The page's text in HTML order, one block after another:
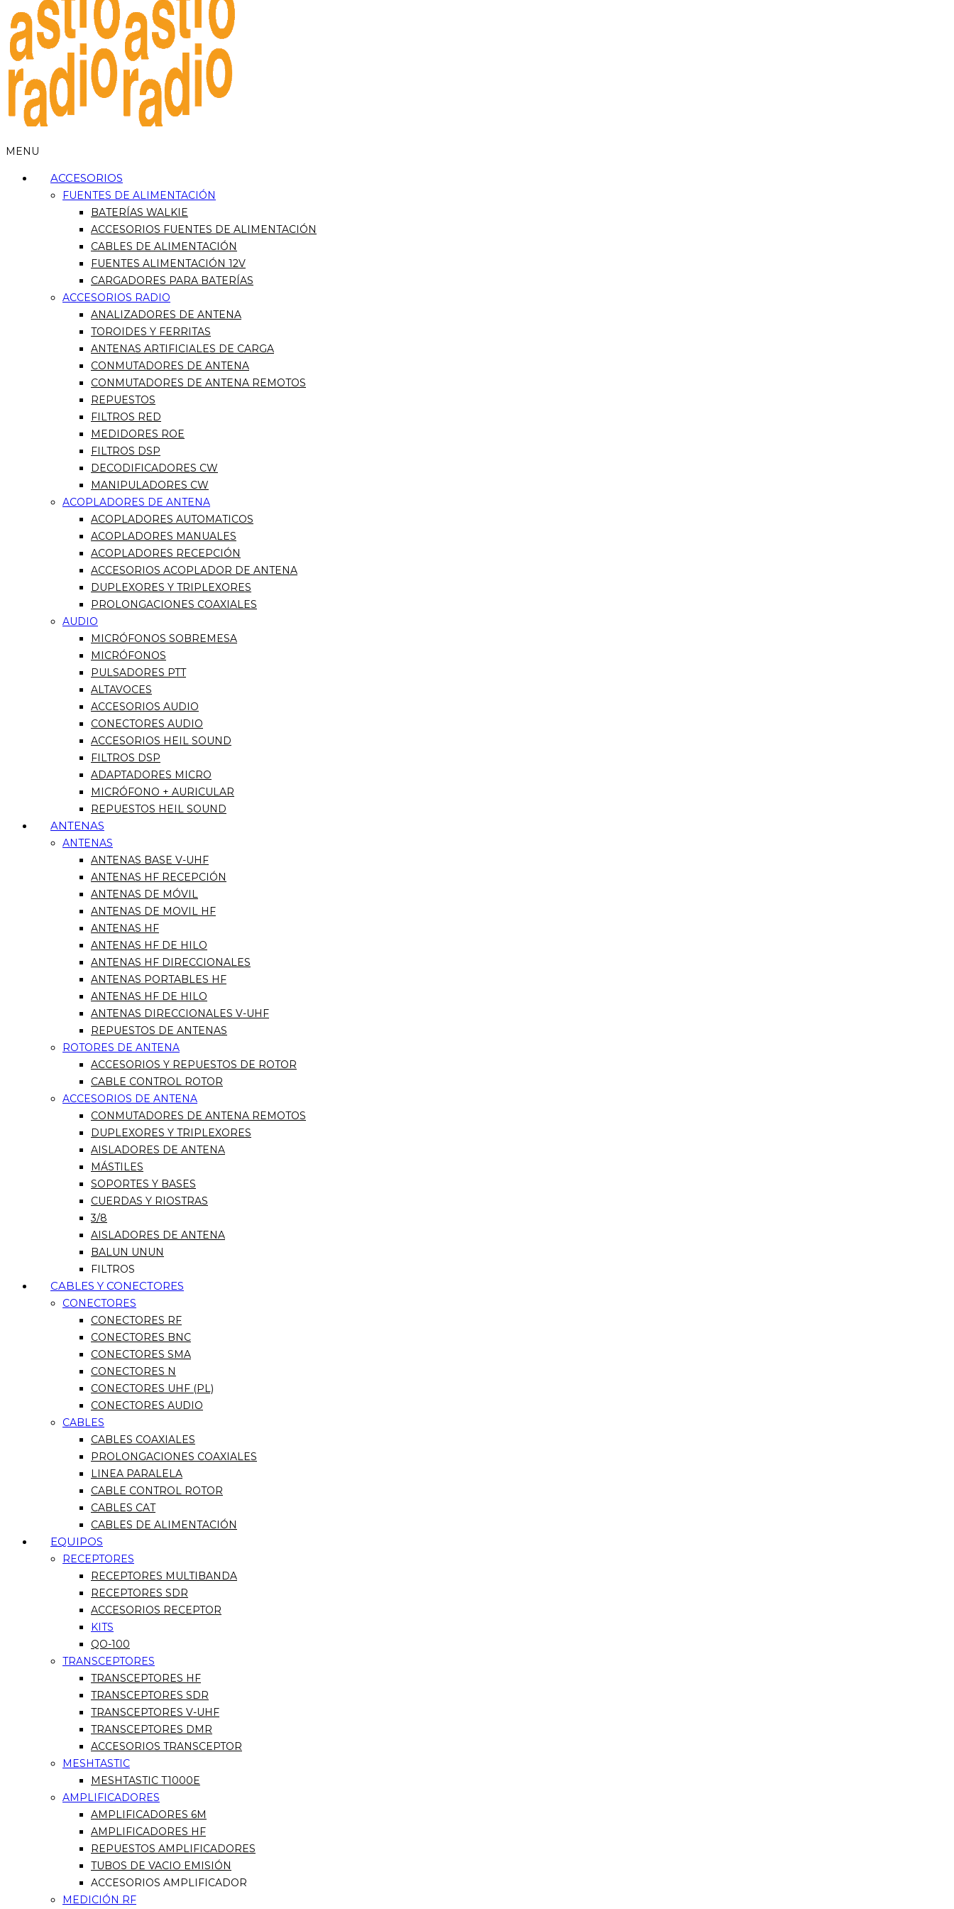
MENU
ACCESORIOS
FUENTES DE ALIMENTACIÓN
BATERÍAS WALKIE
ACCESORIOS FUENTES DE ALIMENTACIÓN
CABLES DE ALIMENTACIÓN
FUENTES ALIMENTACIÓN 12V
CARGADORES PARA BATERÍAS
ACCESORIOS RADIO
ANALIZADORES DE ANTENA
TOROIDES Y FERRITAS
ANTENAS ARTIFICIALES DE CARGA
CONMUTADORES DE ANTENA
CONMUTADORES DE ANTENA REMOTOS
REPUESTOS
FILTROS RED
MEDIDORES ROE
FILTROS DSP
DECODIFICADORES CW
MANIPULADORES CW
ACOPLADORES DE ANTENA
ACOPLADORES AUTOMATICOS
ACOPLADORES MANUALES
ACOPLADORES RECEPCIÓN
ACCESORIOS ACOPLADOR DE ANTENA
DUPLEXORES Y TRIPLEXORES
PROLONGACIONES COAXIALES
AUDIO
MICRÓFONOS SOBREMESA
MICRÓFONOS
PULSADORES PTT
ALTAVOCES
ACCESORIOS AUDIO
CONECTORES AUDIO
ACCESORIOS HEIL SOUND
FILTROS DSP
ADAPTADORES MICRO
MICRÓFONO + AURICULAR
REPUESTOS HEIL SOUND
ANTENAS
ANTENAS
ANTENAS BASE V-UHF
ANTENAS HF RECEPCIÓN
ANTENAS DE MÓVIL
ANTENAS DE MOVIL HF
ANTENAS HF
ANTENAS HF DE HILO
ANTENAS HF DIRECCIONALES
ANTENAS PORTABLES HF
ANTENAS HF DE HILO
ANTENAS DIRECCIONALES V-UHF
REPUESTOS DE ANTENAS
ROTORES DE ANTENA
ACCESORIOS Y REPUESTOS DE ROTOR
CABLE CONTROL ROTOR
ACCESORIOS DE ANTENA
CONMUTADORES DE ANTENA REMOTOS
DUPLEXORES Y TRIPLEXORES
AISLADORES DE ANTENA
MÁSTILES
SOPORTES Y BASES
CUERDAS Y RIOSTRAS
3/8
AISLADORES DE ANTENA
BALUN UNUN
FILTROS
CABLES Y CONECTORES
CONECTORES
CONECTORES RF
CONECTORES BNC
CONECTORES SMA
CONECTORES N
CONECTORES UHF (PL)
CONECTORES AUDIO
CABLES
CABLES COAXIALES
PROLONGACIONES COAXIALES
LINEA PARALELA
CABLE CONTROL ROTOR
CABLES CAT
CABLES DE ALIMENTACIÓN
EQUIPOS
RECEPTORES
RECEPTORES MULTIBANDA
RECEPTORES SDR
ACCESORIOS RECEPTOR
KITS
QO-100
TRANSCEPTORES
TRANSCEPTORES HF
TRANSCEPTORES SDR
TRANSCEPTORES V-UHF
TRANSCEPTORES DMR
ACCESORIOS TRANSCEPTOR
MESHTASTIC
MESHTASTIC T1000E
AMPLIFICADORES
AMPLIFICADORES 6M
AMPLIFICADORES HF
REPUESTOS AMPLIFICADORES
TUBOS DE VACIO EMISIÓN
ACCESORIOS AMPLIFICADOR
MEDICIÓN RF